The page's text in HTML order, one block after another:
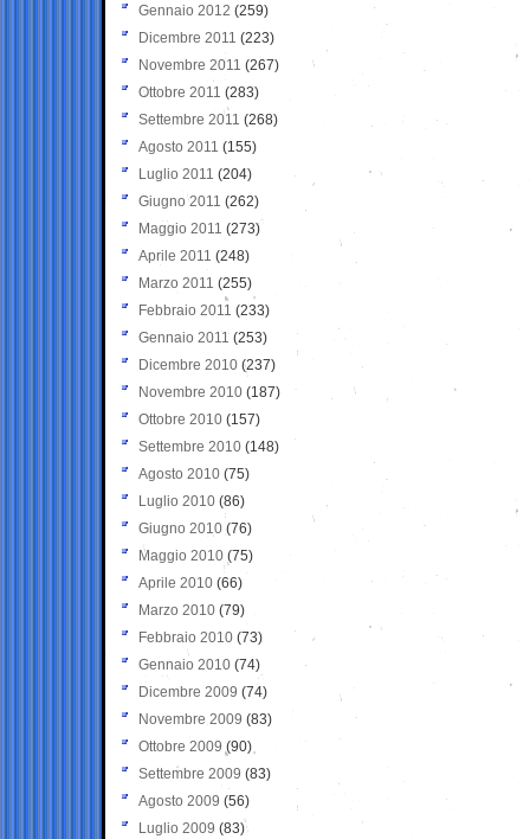
Gennaio 2012 (259)
Dicembre 2011 (223)
Novembre 2011 (267)
Ottobre 2011 (283)
Settembre 2011 (268)
Agosto 2011 (155)
Luglio 2011 (204)
Giugno 2011 (262)
Maggio 2011 (273)
Aprile 2011 (248)
Marzo 2011 (255)
Febbraio 2011 (233)
Gennaio 2011 (253)
Dicembre 2010 (237)
Novembre 2010 (187)
Ottobre 2010 (157)
Settembre 2010 (148)
Agosto 2010 (75)
Luglio 2010 (86)
Giugno 2010 (76)
Maggio 2010 (75)
Aprile 2010 (66)
Marzo 2010 (79)
Febbraio 2010 (73)
Gennaio 2010 (74)
Dicembre 2009 (74)
Novembre 2009 (83)
Ottobre 2009 (90)
Settembre 2009 (83)
Agosto 2009 (56)
Luglio 2009 (83)